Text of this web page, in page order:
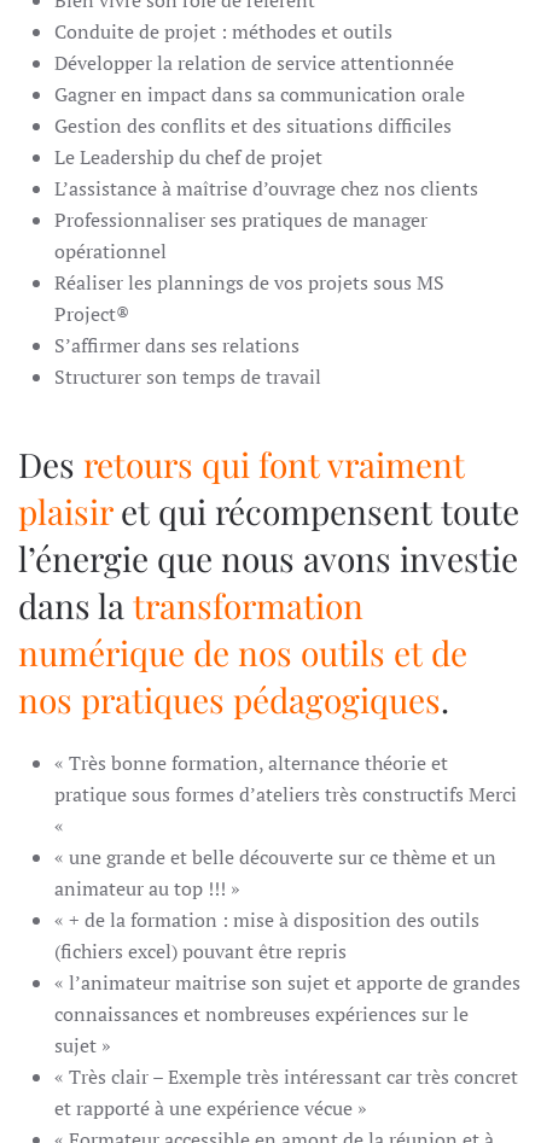
Conduite de projet : méthodes et outils
Développer la relation de service attentionnée
Gagner en impact dans sa communication orale
Gestion des conflits et des situations difficiles
Le Leadership du chef de projet
L’assistance à maîtrise d’ouvrage chez nos clients
Professionnaliser ses pratiques de manager
opérationnel
Réaliser les plannings de vos projets sous MS
Project®
S’affirmer dans ses relations
Structurer son temps de travail
Des retours qui font vraiment
plaisiret qui récompensent toute
l’énergie que nous avons investie
dans la transformation
numérique de nos outils et de
nos pratiques pédagogiques.
« Très bonne formation, alternance théorie et
pratique sous formes d’ateliers très constructifs Merci
«
« une grande et belle découverte sur ce thème et un
animateur au top !!! »
« + de la formation : mise à disposition des outils
(fichiers excel) pouvant être repris
« l’animateur maitrise son sujet et apporte de grandes
connaissances et nombreuses expériences sur le
sujet »
« Très clair – Exemple très intéressant car très concret
et rapporté à une expérience vécue »